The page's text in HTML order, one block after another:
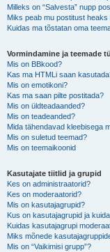
Milleks on “Salvesta” nupp
Miks peab mu postitust heaks
Kuidas ma tõstatan oma
Vormindamine ja teemade
Mis on BBkood?
Kas ma HTMLi saan
Mis on emotikoni?
Kas ma saan pilte postitada?
Mis on üldteadaanded?
Mis on teadeanded?
Mida tähendavad kleebisega
Mis on suletud teemad?
Mis on teemaikoonid
Kasutajate tiitlid ja grupid
Kes on administraatorid?
Kes on moderaatorid?
Mis on kasutajagrupid?
Kus on kasutajagrupid ja
Kuidas kasutajagrupi
Miks mõnede
Mis on “Vaikimisi grupp”?